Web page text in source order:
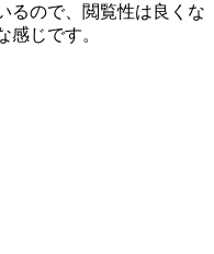
るので、閲覧性は良くな
感じです。